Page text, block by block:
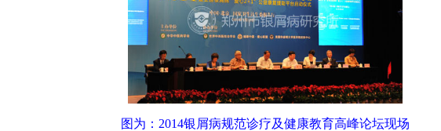
图为：2014银屑病规范诊疗及健康教育高峰论坛现场